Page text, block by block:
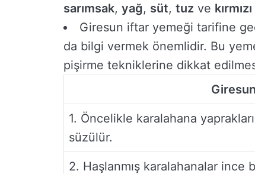
sarımsak, yağ, süt, tuz ve
Giresun iftar yemeği tarifine
da bilgi vermek önemlidir. Bu
pişirme tekniklerine dikkat
1. Öncelikle karalahana
süzülür.
2. Haşlanmış karalahanalar ince